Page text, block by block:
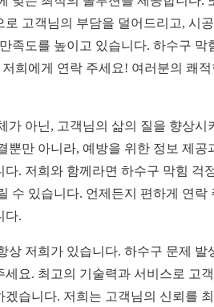
고객님의 부담을 덜어드리고, 시
족도를 높이고 있습니다. 하수구 막
희에게 연락 주세요! 여러분의 쾌적
가 아닌, 고객님의 삶의 질을 향상시
뿐만 아니라, 예방을 위한 정보 제공
. 저희와 함께라면 하수구 막힘 걱
수 있습니다. 언제든지 편하게 연락
다.
상 저희가 있습니다. 하수구 문제 발
요. 최고의 기술력과 서비스로 고
습니다. 저희는 고객님의 신뢰를